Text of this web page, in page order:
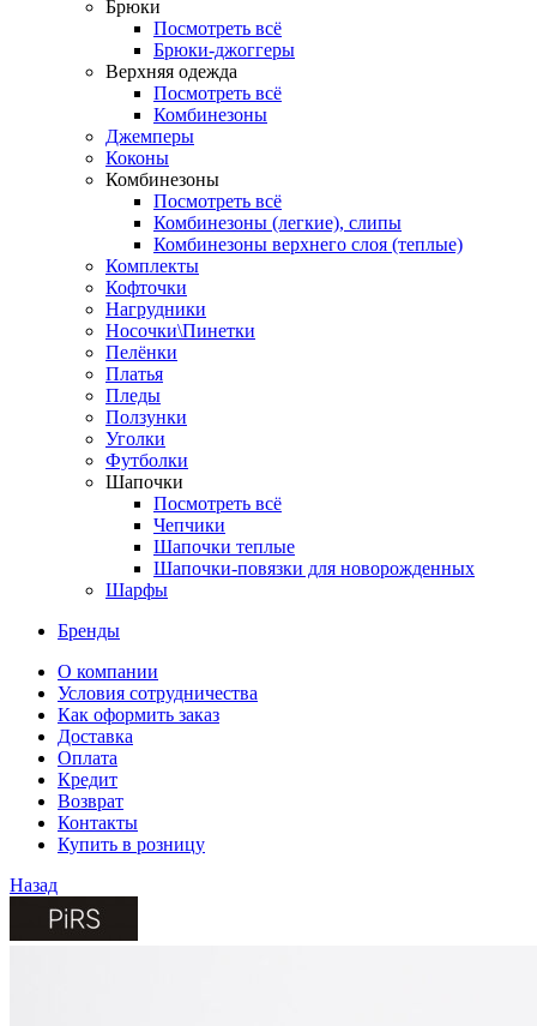
Брюки
Посмотреть всё
Брюки-джоггеры
Верхняя одежда
Посмотреть всё
Комбинезоны
Джемперы
Коконы
Комбинезоны
Посмотреть всё
Комбинезоны (легкие), слипы
Комбинезоны верхнего слоя (теплые)
Комплекты
Кофточки
Нагрудники
Носочки\Пинетки
Пелёнки
Платья
Пледы
Ползунки
Уголки
Футболки
Шапочки
Посмотреть всё
Чепчики
Шапочки теплые
Шапочки-повязки для новорожденных
Шарфы
Бренды
О компании
Условия сотрудничества
Как оформить заказ
Доставка
Оплата
Кредит
Возврат
Контакты
Купить в розницу
Назад